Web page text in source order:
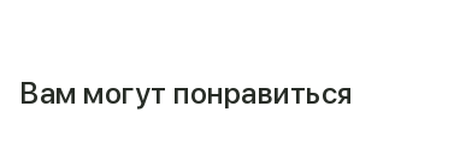
Вам могут понравиться